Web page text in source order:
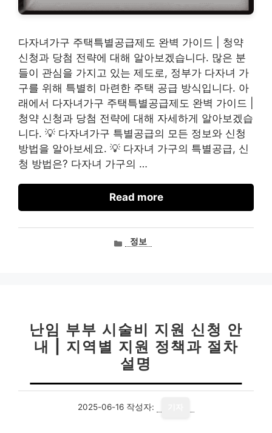
다자녀가구 주택특별공급제도 완벽 가이드 | 청약
신청과 당첨 전략에 대해 알아보겠습니다. 많은 분
들이 관심을 가지고 있는 제도로, 정부가 다자녀 가
구를 위해 특별히 마련한 주택 공급 방식입니다. 아
래에서 다자녀가구 주택특별공급제도 완벽 가이드 |
청약 신청과 당첨 전략에 대해 자세하게 알아보겠습
니다. 💡 다자녀가구 특별공급의 모든 정보와 신청
방법을 알아보세요. 💡 다자녀 가구의 특별공급, 신
청 방법은? 다자녀 가구의 …
Read more
카정보
난임 부부 시술비 지원 신청 안
내 | 지역별 지원 정책과 절차
설명
2025-06-16 작성자: